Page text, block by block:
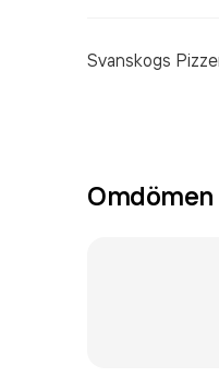
Svanskogs
Omdömen